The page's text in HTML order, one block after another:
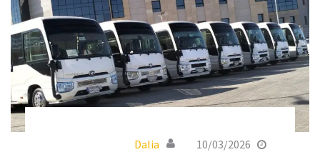
10/03/2026
Dalia